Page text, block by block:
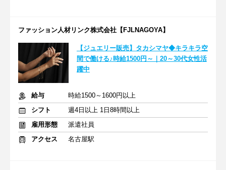
ファッション人材リンク株式会社【FJLNAGOYA】
【ジュエリー販売】タカシマヤ◆キラキラ空
間で働ける♪時給1500円～｜20～30代女性活
躍中
給与
時給1500～1600円以上
シフト
週4日以上 1日8時間以上
雇用形態
派遣社員
アクセス
名古屋駅